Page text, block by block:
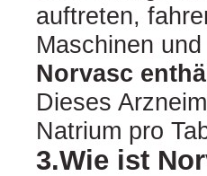
auftreten,
Maschinen
Norvasc
Dieses
Natrium pro
3.Wie ist